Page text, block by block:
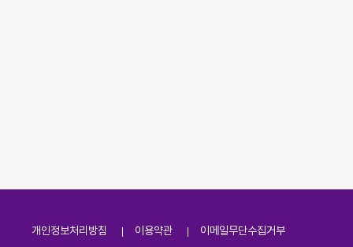
개인정보처리방침 이용약관 이메일무단수집거부